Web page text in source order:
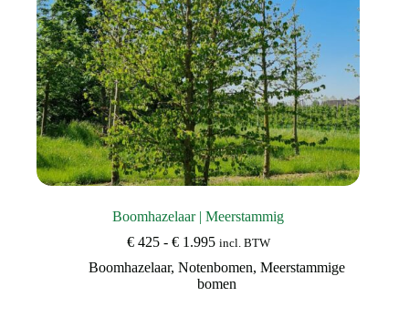
Boomhazelaar | Meerstammig
€425 - €1.995Prijsklasse:
tot
€ 1.995
incl. BTW
Boomhazelaar, Notenbomen, Meerstammige
bomen